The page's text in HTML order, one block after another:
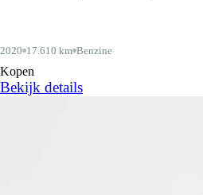
2020 17.610 km Benzine
Kopen
Bekijk details